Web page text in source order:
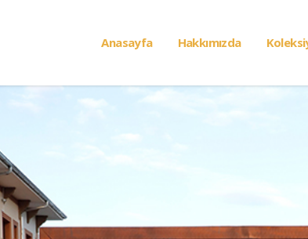
Anasayfa Hakkımızda